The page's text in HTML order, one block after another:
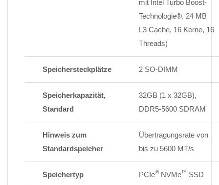
mit Intel Turbo Boost-
Technologie®, 24 MB
L3 Cache, 16 Kerne, 16
Threads)
Speichersteckplätze 2 SO-DIMM
Speicherkapazität,
Standard
32GB (1 x 32GB),
DDR5-5600 SDRAM
Hinweis zum
Standardspeicher
Übertragungsrate von
bis zu 5600 MT/s
Speichertyp PCIe® NVMe™ SSD